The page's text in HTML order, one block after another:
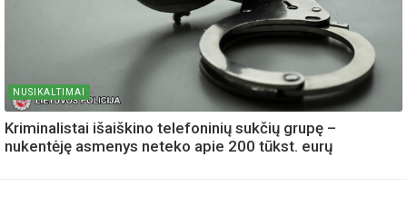
NUSIKALTIMAI
Kriminalistai išaiškino telefoninių sukčių grupę –
nukentėję asmenys neteko apie 200 tūkst. eurų